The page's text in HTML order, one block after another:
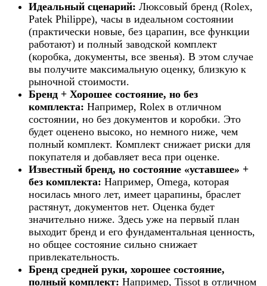
Идеальный сценарий: Люксовый бренд (Rolex,
Patek Philippe), часы в идеальном состоянии
(практически новые, без царапин, все функции
работают) и полный заводской комплект
(коробка, документы, все звенья). В этом случае
вы получите максимальную оценку, близкую к
рыночной стоимости.
Бренд + Хорошее состояние, но без
комплекта: Например, Rolex в отличном
состоянии, но без документов и коробки. Это
будет оценено высоко, но немного ниже, чем
полный комплект. Комплект снижает риски для
покупателя и добавляет веса при оценке.
Известный бренд, но состояние «уставшее» +
без комплекта: Например, Omega, которая
носилась много лет, имеет царапины, браслет
растянут, документов нет. Оценка будет
значительно ниже. Здесь уже на первый план
выходит бренд и его фундаментальная ценность,
но общее состояние сильно снижает
привлекательность.
Бренд средней руки, хорошее состояние,
полный комплект: Например, Tissot в отличном